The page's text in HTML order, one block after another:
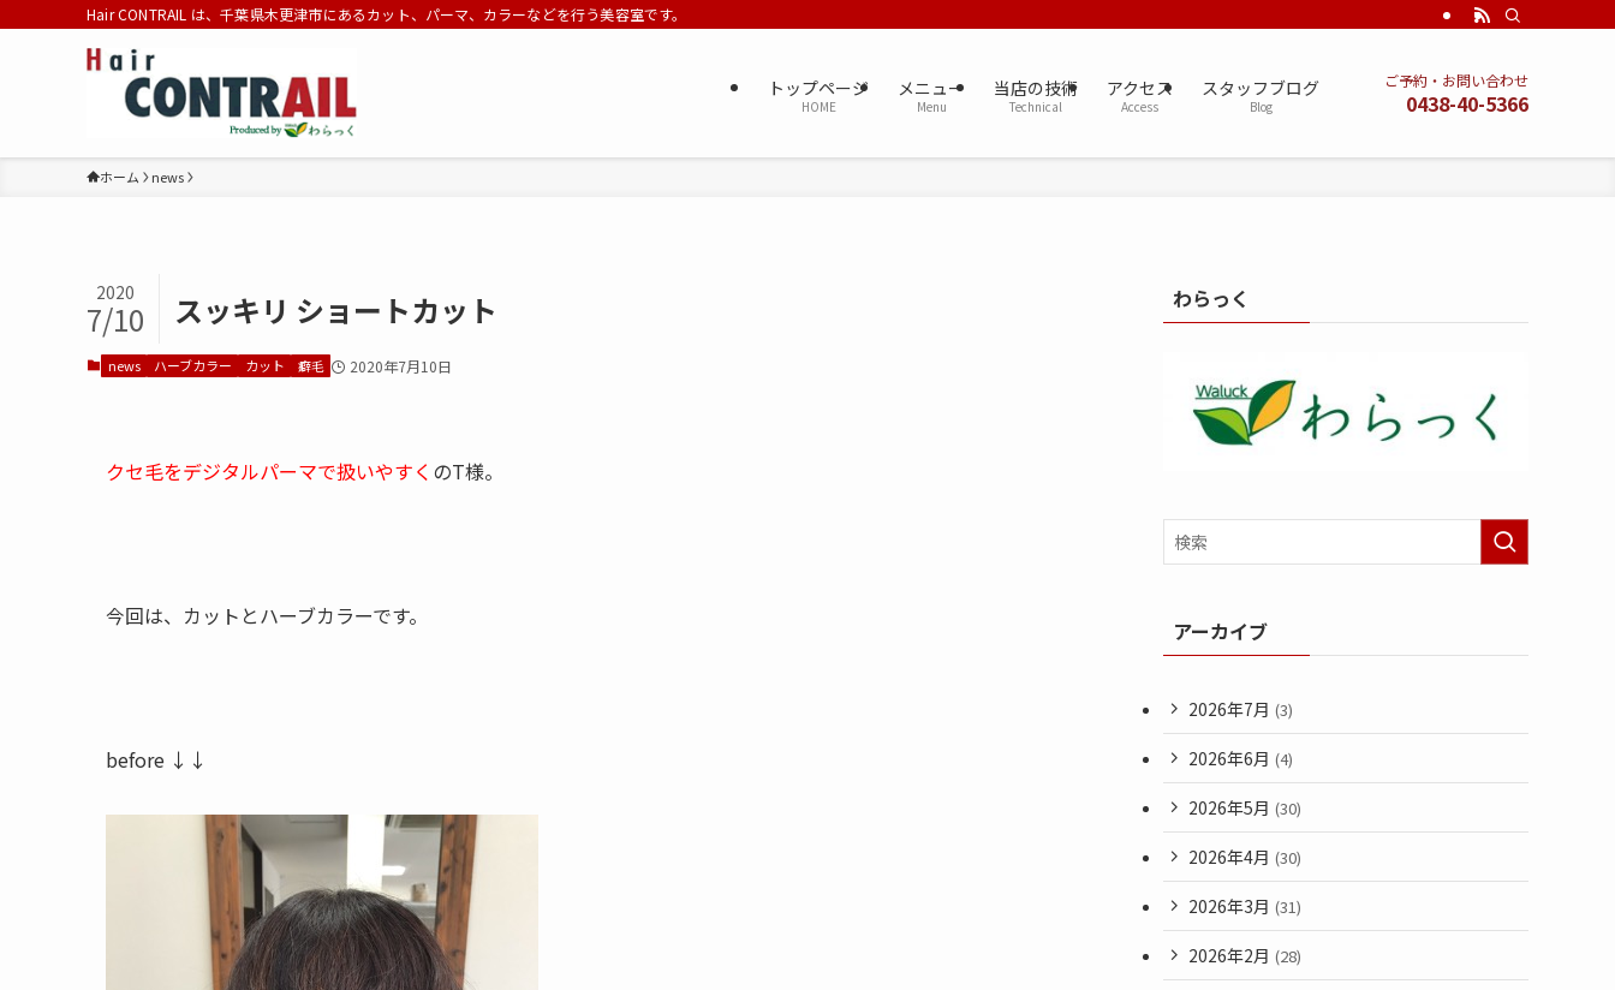
Hair CONTRAIL は、千葉県木更津市にあるカット、パーマ、カラーなどを行う美容室です。
トップページ
HOME
メニュー
Menu
当店の技術
Technical
アクセス
Access
スタッフブログ
Blog
ご予約・お問い合わせ
0438-40-5366
ホーム news
スッキリ ショートカット
2020
7/10
news ハーブカラー カット 癖毛 2020年7月10日
クセ毛をデジタルパーマで扱いやすく のT様。
今回は、カットとハーブカラーです。
before ↓↓
わらっく
アーカイブ
2026年7月 (3)
2026年6月 (4)
2026年5月 (30)
2026年4月 (30)
2026年3月 (31)
2026年2月 (28)